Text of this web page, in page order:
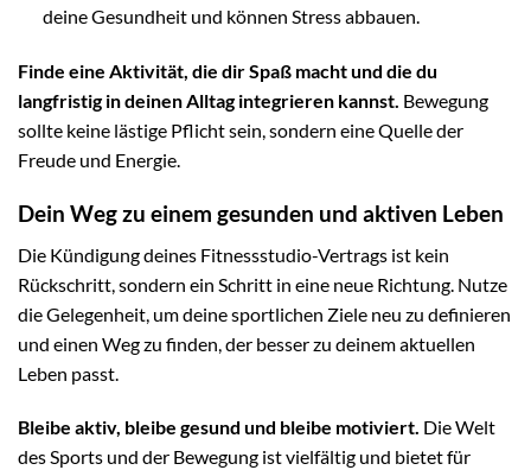
deine Gesundheit und können Stress abbauen.
Finde eine Aktivität, die dir Spaß macht und die du
langfristig in deinen Alltag integrieren kannst. Bewegung
sollte keine lästige Pflicht sein, sondern eine Quelle der
Freude und Energie.
Dein Weg zu einem gesunden und aktiven Leben
Die Kündigung deines Fitnessstudio-Vertrags ist kein
Rückschritt, sondern ein Schritt in eine neue Richtung. Nutze
die Gelegenheit, um deine sportlichen Ziele neu zu definieren
und einen Weg zu finden, der besser zu deinem aktuellen
Leben passt.
Bleibe aktiv, bleibe gesund und bleibe motiviert. Die Welt
des Sports und der Bewegung ist vielfältig und bietet für